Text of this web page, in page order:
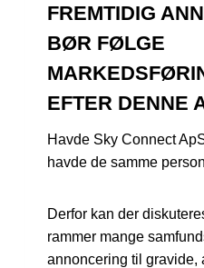
FREMTIDIG
BØR FØLGE
EFTER DENNE
Havde Sky Connect
havde de samme
Derfor kan der
rammer mange
annoncering til gravide,